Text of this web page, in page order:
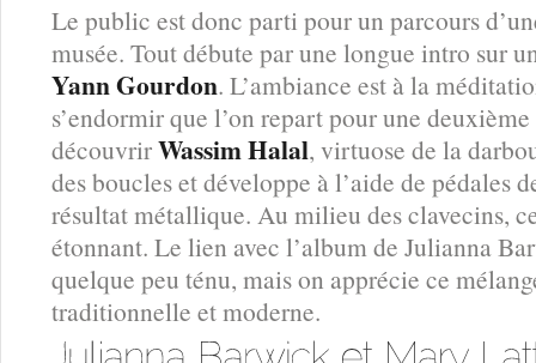
Le public est donc parti pour un parcours
musée. Tout débute par une longue intro sur
Yann Gourdon. L’ambiance est à la
s’endormir que l’on repart pour une
découvrirWassim Halal, virtuose de la
des boucles et développe à l’aide de pédales
résultat métallique. Au milieu des clavecins,
étonnant. Le lien avec l’album de Julianna
quelque peu ténu, mais on apprécie ce
traditionnelle et moderne.